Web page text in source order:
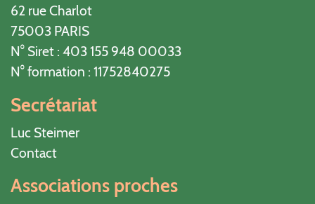
62 rue Charlot
75003 PARIS
N° Siret : 403 155 948 00033
N° formation : 11752840275
Secrétariat
Luc Steimer
Contact
Associations proches